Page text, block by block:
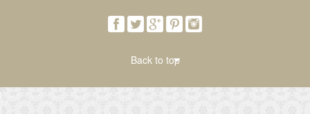
Back to top